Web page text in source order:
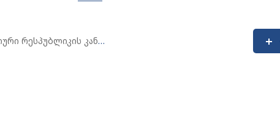
აჭარის ავტონომიური რესპუბლიკის კანონის პროექტი ,,აჭარის ავტონომიური რესპუბლიკის 2023 წლის რესპუბლიკური ბიუჯეტის შესახებ“ აჭარის ავტონომიური რესპუბლიკის კანონში ცვლილების შეტანის თაობაზე (09-01-08/50, 25.07.2023)